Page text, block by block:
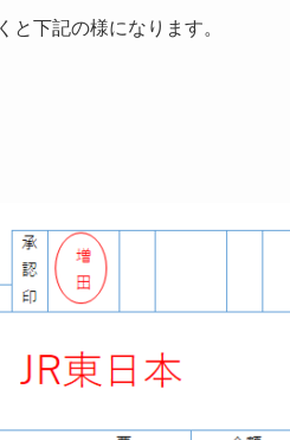
下記の様になります。